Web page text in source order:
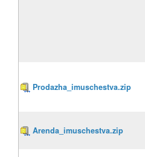
Prodazha_imuschestva.zip
Arenda_imuschestva.zip